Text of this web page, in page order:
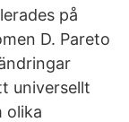
på
D. Pareto
universellt
olika